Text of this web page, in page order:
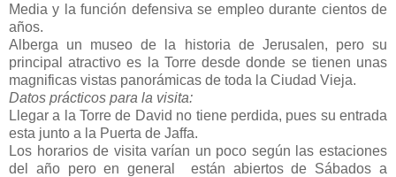
Media y la función defensiva se empleo durante cientos de
años.
Alberga un museo de la historia de Jerusalen, pero su
principal atractivo es la Torre desde donde se tienen unas
magnificas vistas panorámicas de toda la Ciudad Vieja.
Datos prácticos para la visita:
Llegar a la Torre de David no tiene perdida, pues su entrada
esta junto a la Puerta de Jaffa.
Los horarios de visita varían un poco según las estaciones
del año pero en general están abiertos de Sábados a